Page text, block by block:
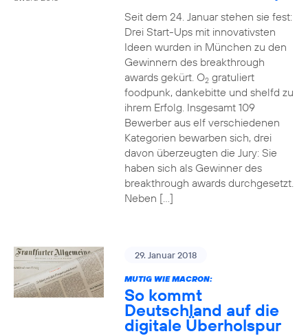
Seit dem 24. Januar stehen sie fest:
Drei Start-Ups mit innovativsten
Ideen wurden in München zu den
Gewinnern des breakthrough
awards gekürt. O2gratuliert
foodpunk, dankebitte und shelfd zu
ihrem Erfolg. Insgesamt 109
Bewerber aus elf verschiedenen
Kategorien bewarben sich, drei
davon überzeugten die Jury: Sie
haben sich als Gewinner des
breakthrough awards durchgesetzt.
Neben […]
29. Januar 2018
MUTIG WIE MACRON:
So kommt
Deutschland auf die
digitale Überholspur